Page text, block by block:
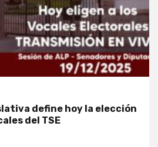
define hoy la elección
del TSE